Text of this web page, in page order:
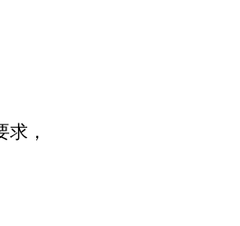
，